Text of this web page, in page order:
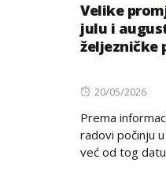
Velike
julu i
željezničke
Posted
20/05/2026
Prema
radovi počinju
već od tog